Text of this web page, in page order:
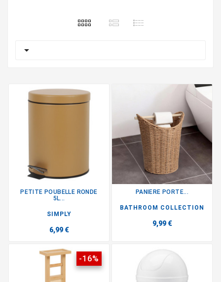

PETITE POUBELLE RONDE
5L...
SIMPLY
6,99 €
PANIERE PORTE...
BATHROOM COLLECTION
9,99 €
-16%